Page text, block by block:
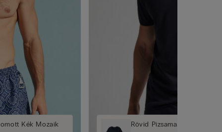
Kék Mozaik
Rövid Pizsama Superior